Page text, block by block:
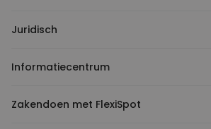
Juridisch
Informatiecentrum
Zakendoen met FlexiSpot